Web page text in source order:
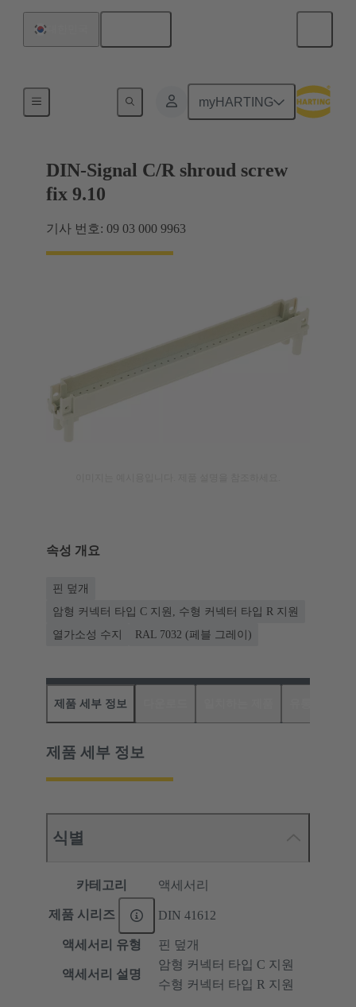
myHARTING
마더보드와 도터보드 연결
DIN-Signal C/R shroud screw
fix 9.10
기사 번호: 09 03 000 9963
속성 개요
핀 덮개
암형 커넥터 타입 C 지원, 수형 커넥터 타입 R 지원
열가소성 수지
RAL 7032 (페블 그레이)
제품 세부 정보
제품 세부 정보
식별
카테고리 액세서리
제품 시리즈 DIN 41612
액세서리 유형 핀 덮개
액세서리 설명
암형 커넥터 타입 C 지원
수형 커넥터 타입 R 지원